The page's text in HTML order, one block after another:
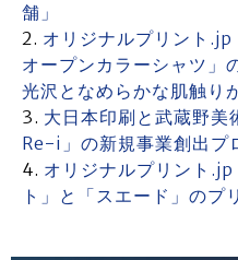
舗」
オリジナルプリント
オープンカラーシャツ
光沢となめらかな肌触り
大日本印刷と武蔵野
Re-i」の新規事業創出プ
オリジナルプリント
ト」と「スエード」のプ